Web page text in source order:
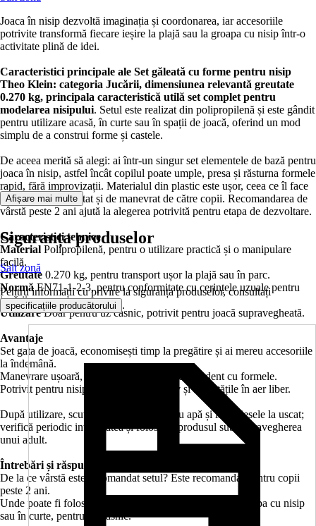
Joaca în nisip dezvoltă imaginația și coordonarea, iar accesoriile
potrivite transformă fiecare ieșire la plajă sau la groapa cu nisip într-o
activitate plină de idei.
Caracteristici principale ale Set găleată cu forme pentru nisip
Theo Klein: categoria Jucării, dimensiunea relevantă greutate
0.270 kg, principala caracteristică utilă set complet pentru
modelarea nisipului. Setul este realizat din polipropilenă și este gândit
pentru utilizare acasă, în curte sau în spații de joacă, oferind un mod
simplu de a construi forme și castele.
De aceea merită să alegi: ai într-un singur set elementele de bază pentru
joaca în nisip, astfel încât copilul poate umple, presa și răsturna formele
rapid, fără improvizații. Materialul din plastic este ușor, ceea ce îl face
comod de transportat și de manevrat de către copii. Recomandarea de
vârstă peste 2 ani ajută la alegerea potrivită pentru etapa de dezvoltare.
Caracteristici tehnice
Material Polipropilenă, pentru o utilizare practică și o manipulare
facilă.
Greutate 0.270 kg, pentru transport ușor la plajă sau în parc.
NormăEN71-1-2-3, pentru conformitate cu cerințele uzuale pentru
jucării.
UtilizareDoar pentru uz casnic, potrivit pentru joacă supravegheată.
Avantaje
Set gata de joacă, economisești timp la pregătire și ai mereu accesoriile
la îndemână.
Manevrare ușoară, copilul poate lucra independent cu formele.
Potrivit pentru nisip, susține jocul creativ și activitățile în aer liber.
După utilizare, scutură nisipul, clătește cu apă și lasă piesele la uscat;
verifică periodic integritatea și folosește produsul sub supravegherea
unui adult.
Întrebări și răspunsuri:
De la ce vârstă este recomandat setul? Este recomandat pentru copii
peste 2 ani.
Unde poate fi folosit setul? Poate fi folosit la plajă, la groapa cu nisip
sau în curte, pentru uz casnic.
Afișare mai multe
Siguranța produselor
Salt zonă
Pentru informații cu privire la siguranța produselor, consultați
specificațiile producătorului .